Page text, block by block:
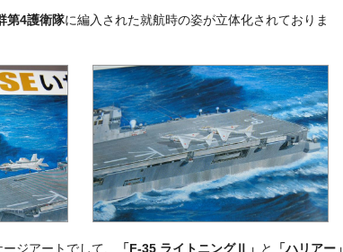
第4護衛隊に編入された就航時の姿が立体化されておりま
ジアートでして、 「F-35 ライトニングⅡ」 と
「ハリアー」